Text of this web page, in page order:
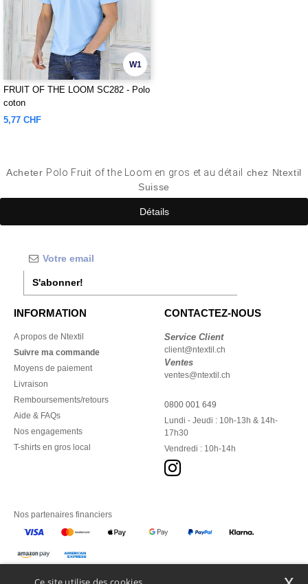
W1
FRUIT OF THE LOOM SC282 - Polo
coton
5,77 CHF
Acheter Polo Fruit of the Loom en gros et au détail
chez Ntextil
Suisse
Détails
S'abonner!
INFORMATION
A propos de Ntextil
Suivre ma commande
Moyens de paiement
Livraison
Remboursements/retours
Aide & FAQs
Nos engagements
T-shirts en gros local
CONTACTEZ-NOUS
Service Client
client@ntextil.ch
Ventes
ventes@ntextil.ch
0800 001 649
Lundi - Jeudi : 10h-13h & 14h-
17h30
Vendredi : 10h-14h
Nos partenaires financiers